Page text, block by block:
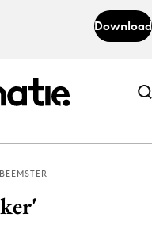
Download
Abonneer nu
Abonneer nu